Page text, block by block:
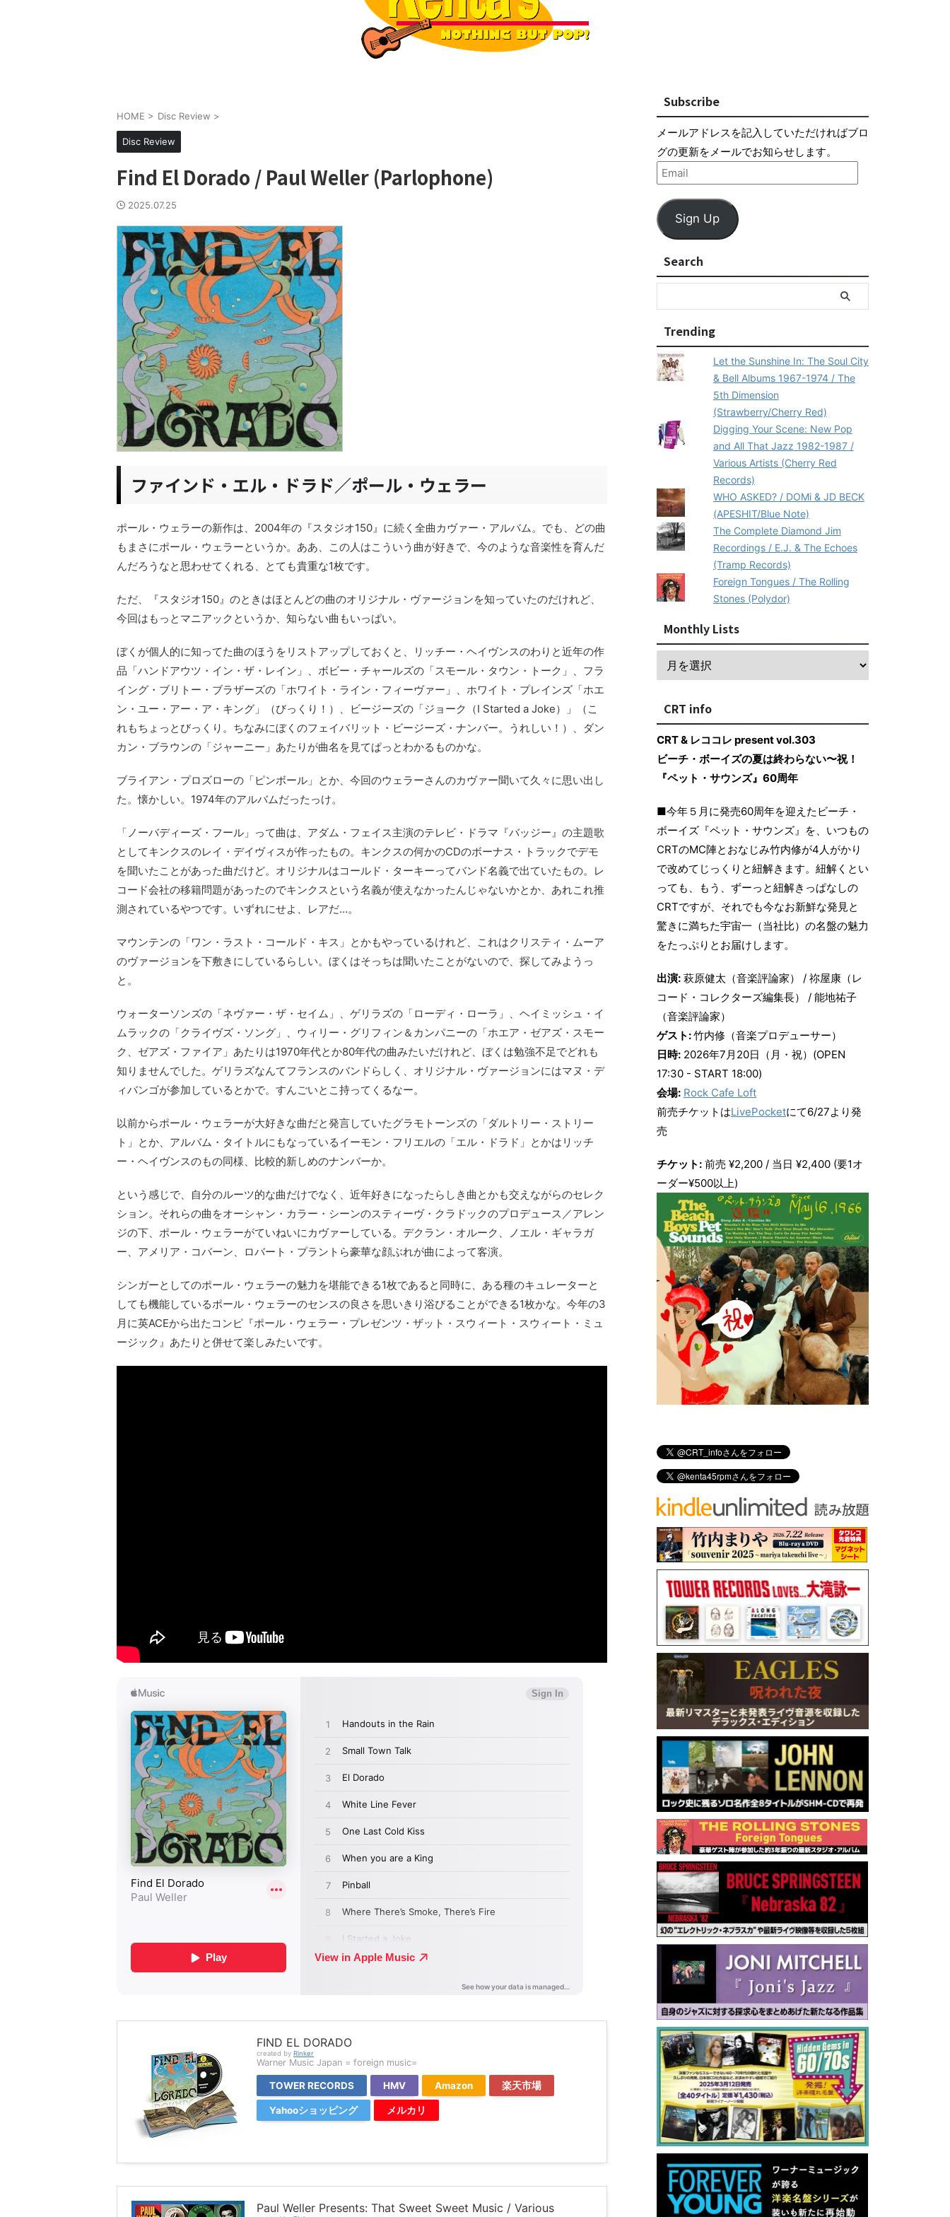
HOME > Disc Review >
Disc Review
Find El Dorado / Paul Weller (Parlophone)
2025.07.25
ファインド・エル・ドラド／ポール・ウェラー
ポール・ウェラーの新作は、2004年の『スタジオ150』に続く全曲カヴァー・アルバム。でも、どの曲
もまさにポール・ウェラーというか。ああ、この人はこういう曲が好きで、今のような音楽性を育んだ
んだろうなと思わせてくれる、とても貴重な1枚です。
ただ、『スタジオ150』のときはほとんどの曲のオリジナル・ヴァージョンを知っていたのだけれど、
今回はもっとマニアックというか、知らない曲もいっぱい。
ぼくが個人的に知ってた曲のほうをリストアップしておくと、リッチー・ヘイヴンスのわりと近年の作
品「ハンドアウツ・イン・ザ・レイン」、ボビー・チャールズの「スモール・タウン・トーク」、フラ
イング・ブリトー・ブラザーズの「ホワイト・ライン・フィーヴァー」、ホワイト・プレインズ「ホエ
ン・ユー・アー・ア・キング」（びっくり！）、ビージーズの「ジョーク（I Started a Joke）」（こ
れもちょっとびっくり。ちなみにぼくのフェイバリット・ビージーズ・ナンバー。うれしい！）、ダン
カン・ブラウンの「ジャーニー」あたりが曲名を見てぱっとわかるものかな。
ブライアン・プロズローの「ピンボール」とか、今回のウェラーさんのカヴァー聞いて久々に思い出し
た。懐かしい。1974年のアルバムだったっけ。
「ノーバディーズ・フール」って曲は、アダム・フェイス主演のテレビ・ドラマ『バッジー』の主題歌
としてキンクスのレイ・デイヴィスが作ったもの。キンクスの何かのCDのボーナス・トラックでデモ
を聞いたことがあった曲だけど。オリジナルはコールド・ターキーってバンド名義で出ていたもの。レ
コード会社の移籍問題があったのでキンクスという名義が使えなかったんじゃないかとか、あれこれ推
測されているやつです。いずれにせよ、レアだ…。
マウンテンの「ワン・ラスト・コールド・キス」とかもやっているけれど、これはクリスティ・ムーア
のヴァージョンを下敷きにしているらしい。ぼくはそっちは聞いたことがないので、探してみようっ
と。
ウォーターソンズの「ネヴァー・ザ・セイム」、ゲリラズの「ローディ・ローラ」、ヘイミッシュ・イ
ムラックの「クライヴズ・ソング」、ウィリー・グリフィン＆カンパニーの「ホエア・ゼアズ・スモー
ク、ゼアズ・ファイア」あたりは1970年代とか80年代の曲みたいだけれど、ぼくは勉強不足でどれも
知りませんでした。ゲリラズなんてフランスのバンドらしく、オリジナル・ヴァージョンにはマヌ・デ
ィバンゴが参加しているとかで。すんごいとこ持ってくるなー。
以前からポール・ウェラーが大好きな曲だと発言していたグラモトーンズの「ダルトリー・ストリー
ト」とか、アルバム・タイトルにもなっているイーモン・フリエルの「エル・ドラド」とかはリッチ
ー・ヘイヴンスのもの同様、比較的新しめのナンバーか。
という感じで、自分のルーツ的な曲だけでなく、近年好きになったらしき曲とかも交えながらのセレク
ション。それらの曲をオーシャン・カラー・シーンのスティーヴ・クラドックのプロデュース／アレン
ジの下、ポール・ウェラーがていねいにカヴァーしている。デクラン・オルーク、ノエル・ギャラガ
ー、アメリア・コバーン、ロバート・プラントら豪華な顔ぶれが曲によって客演。
シンガーとしてのポール・ウェラーの魅力を堪能できる1枚であると同時に、ある種のキュレーターと
しても機能しているポール・ウェラーのセンスの良さを思いきり浴びることができる1枚かな。今年の3
月に英ACEから出たコンピ『ポール・ウェラー・プレゼンツ・ザット・スウィート・スウィート・ミュ
ージック』あたりと併せて楽しみたいです。
FIND EL DORADO
created by Rinker
Warner Music Japan = foreign music=
TOWER RECORDS HMV Amazon 楽天市場
Yahooショッピング メルカリ
Paul Weller Presents: That Sweet Sweet Music / Various
Subscribe
メールアドレスを記入していただければブロ
グの更新をメールでお知らせします。
Sign Up
Search
Trending
Let the Sunshine In: The Soul City
& Bell Albums 1967-1974 / The
5th Dimension
(Strawberry/Cherry Red)
Digging Your Scene: New Pop
and All That Jazz 1982-1987 /
Various Artists (Cherry Red
Records)
WHO ASKED? / DOMi & JD BECK
(APESHIT/Blue Note)
The Complete Diamond Jim
Recordings / E.J. & The Echoes
(Tramp Records)
Foreign Tongues / The Rolling
Stones (Polydor)
Monthly Lists
CRT info
CRT & レココレ present vol.303
ビーチ・ボーイズの夏は終わらない〜祝！
『ペット・サウンズ』60周年
■今年５月に発売60周年を迎えたビーチ・
ボーイズ『ペット・サウンズ』を、いつもの
CRTのMC陣とおなじみ竹内修が4人がかり
で改めてじっくりと紐解きます。紐解くとい
っても、もう、ずーっと紐解きっぱなしの
CRTですが、それでも今なお新鮮な発見と
驚きに満ちた宇宙一（当社比）の名盤の魅力
をたっぷりとお届けします。
出演: 萩原健太（音楽評論家） / 祢屋康（レ
コード・コレクターズ編集長） / 能地祐子
（音楽評論家）
ゲスト:竹内修（音楽プロデューサー）
日時: 2026年7月20日（月・祝）(OPEN
17:30 - START 18:00)
会場: Rock Cafe Loft
前売チケットはLivePocketにて6/27より発
売
チケット: 前売 ¥2,200 / 当日 ¥2,400 (要1オ
ーダー¥500以上)